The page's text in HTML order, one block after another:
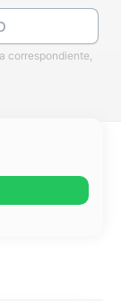
correspondiente,